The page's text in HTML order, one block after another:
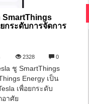
SmartThings
กระดับการจัดการ
2328 0
ชู SmartThings
Energy เป็น
เพื่อยกระดับ
าศัย